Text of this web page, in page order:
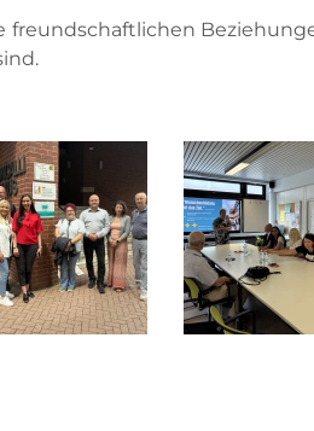
freundschaftlichen